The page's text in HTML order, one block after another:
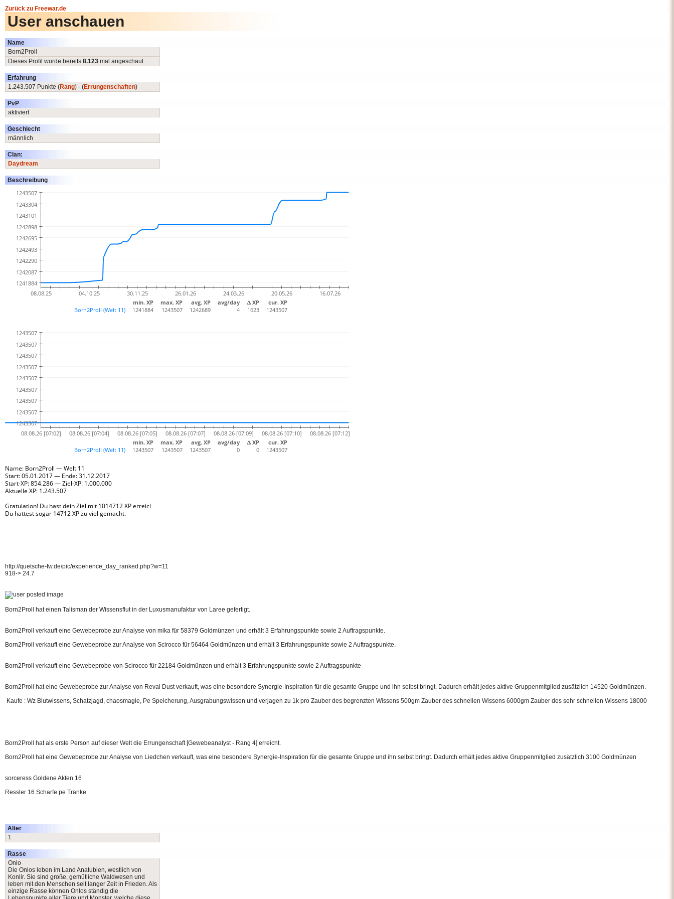
Zurück zu Freewar.de
User anschauen
Name
Born2Proll
Dieses Profil wurde bereits 8.123 mal angeschaut.
Erfahrung
1.243.507 Punkte (Rang) - (Errungenschaften)
PvP
aktiviert
Geschlecht
männlich
Clan:
Daydream
Beschreibung
http://quetsche-fw.de/pic/experience_day_ranked.php?w=11
918-> 24.7
Born2Proll hat einen Talisman der Wissensflut in der Luxusmanufaktur von Laree gefertigt.
Born2Proll verkauft eine Gewebeprobe zur Analyse von mika für 58379 Goldmünzen und erhält 3 Erfahrungspunkte sowie 2 Auftragspunkte.
Born2Proll verkauft eine Gewebeprobe zur Analyse von Scirocco für 56464 Goldmünzen und erhält 3 Erfahrungspunkte sowie 2 Auftragspunkte.
Born2Proll verkauft eine Gewebeprobe von Scirocco für 22184 Goldmünzen und erhält 3 Erfahrungspunkte sowie 2 Auftragspunkte
Born2Proll hat eine Gewebeprobe zur Analyse von Reval Dust verkauft, was eine besondere Synergie-Inspiration für die gesamte Gruppe und ihn selbst bringt. Dadurch erhält jedes aktive Gruppenmitglied zusätzlich 14520 Goldmünzen.
Kaufe : Wz Blutwissens, Schatzjagd, chaosmagie, Pe Speicherung, Ausgrabungswissen und verjagen zu 1k pro Zauber des begrenzten Wissens 500gm Zauber des schnellen Wissens 6000gm Zauber des sehr schnellen Wissens 18000
Born2Proll hat als erste Person auf dieser Welt die Errungenschaft [Gewebeanalyst - Rang 4] erreicht.
Born2Proll hat eine Gewebeprobe zur Analyse von Liedchen verkauft, was eine besondere Synergie-Inspiration für die gesamte Gruppe und ihn selbst bringt. Dadurch erhält jedes aktive Gruppenmitglied zusätzlich 3100 Goldmünzen
sorceress Goldene Akten 16
Ressler 16 Scharfe pe Tränke
Alter
1
Rasse
Onlo
Die Onlos leben im Land Anatubien, westlich von
Konlir. Sie sind große, gemütliche Waldwesen und
leben mit den Menschen seit langer Zeit in Frieden. Als
einzige Rasse können Onlos ständig die